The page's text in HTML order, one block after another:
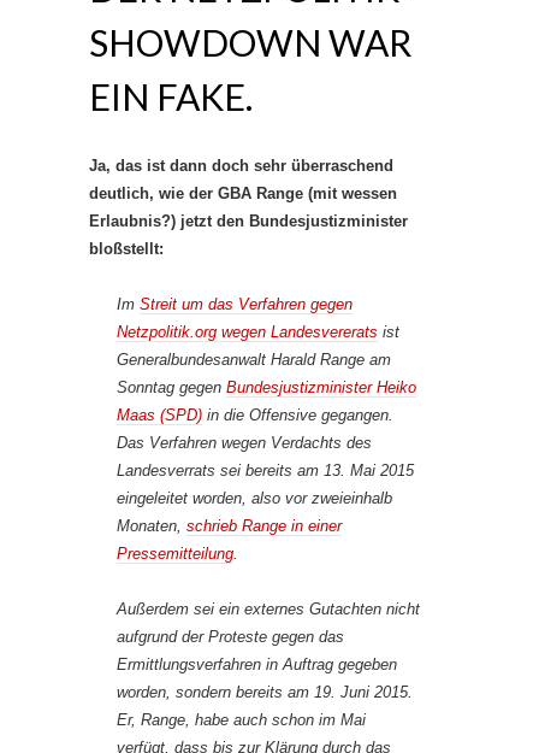
SHOWDOWN WAR
EIN FAKE.
Ja, das ist dann doch sehr überraschend
deutlich, wie der GBA Range (mit wessen
Erlaubnis?) jetzt den Bundesjustizminister
bloßstellt:
Im Streit um das Verfahren gegen
Netzpolitik.org wegen Landesvererats ist
Generalbundesanwalt Harald Range am
Sonntag gegen Bundesjustizminister Heiko
Maas (SPD) in die Offensive gegangen.
Das Verfahren wegen Verdachts des
Landesverrats sei bereits am 13. Mai 2015
eingeleitet worden, also vor zweieinhalb
Monaten, schrieb Range in einer
Pressemitteilung.
Außerdem sei ein externes Gutachten nicht
aufgrund der Proteste gegen das
Ermittlungsverfahren in Auftrag gegeben
worden, sondern bereits am 19. Juni 2015.
Er, Range, habe auch schon im Mai
verfügt, dass bis zur Klärung durch das